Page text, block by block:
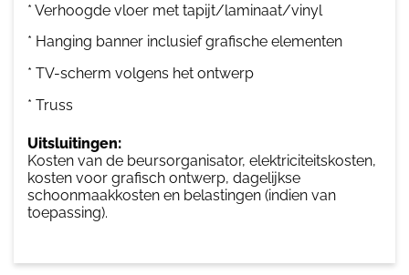
* Verhoogde vloer met tapijt/laminaat/vinyl
* Hanging banner inclusief grafische elementen
* TV-scherm volgens het ontwerp
* Truss
Uitsluitingen:
Kosten van de beursorganisator, elektriciteitskosten,
kosten voor grafisch ontwerp, dagelijkse
schoonmaakkosten en belastingen (indien van
toepassing).